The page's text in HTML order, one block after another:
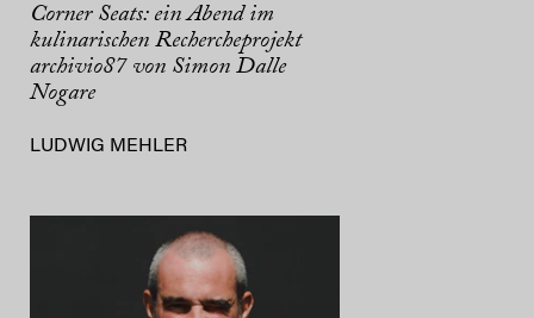
Corner Seats: ein Abend im
kulinarischen Rechercheprojekt
archivio87 von Simon Dalle
Nogare
LUDWIG MEHLER